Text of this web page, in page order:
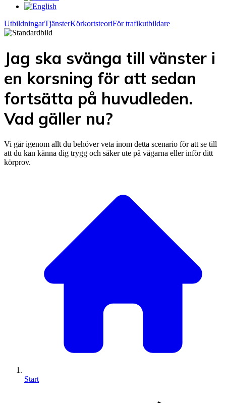
UtbildningarTjänsterKörkortsteoriFör trafikutbildare
Jag ska svänga till vänster i
en korsning för att sedan
fortsätta på huvudleden.
Vad gäller nu?
Vi går igenom allt du behöver veta inom detta scenario för att se till
att du kan känna dig trygg och säker ute på vägarna eller inför ditt
körprov.
Start